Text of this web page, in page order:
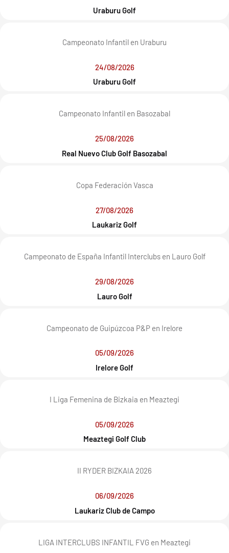
Uraburu Golf
Campeonato Infantil en Uraburu
24/08/2026
Uraburu Golf
Campeonato Infantil en Basozabal
25/08/2026
Real Nuevo Club Golf Basozabal
Copa Federación Vasca
27/08/2026
Laukariz Golf
Campeonato de España Infantil Interclubs en Lauro Golf
29/08/2026
Lauro Golf
Campeonato de Guipúzcoa P&P en Irelore
05/09/2026
Irelore Golf
I Liga Femenina de Bizkaia en Meaztegi
05/09/2026
Meaztegi Golf Club
II RYDER BIZKAIA 2026
06/09/2026
Laukariz Club de Campo
LIGA INTERCLUBS INFANTIL FVG en Meaztegi